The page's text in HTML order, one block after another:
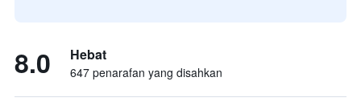
8.0 Hebat
647 penarafan yang disahkan